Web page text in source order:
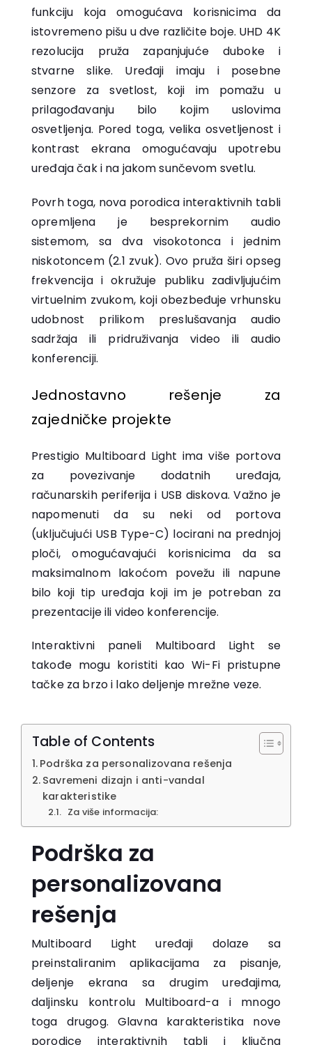
funkciju koja omogućava korisnicima da
istovremeno pišu u dve različite boje. UHD 4K
rezolucija pruža zapanjujuće duboke i
stvarne slike. Uređaji imaju i posebne
senzore za svetlost, koji im pomažu u
prilagođavanju bilo kojim uslovima
osvetljenja. Pored toga, velika osvetljenost i
kontrast ekrana omogućavaju upotrebu
uređaja čak i na jakom sunčevom svetlu.
Povrh toga, nova porodica interaktivnih tabli
opremljena je besprekornim audio
sistemom, sa dva visokotonca i jednim
niskotoncem (2.1 zvuk). Ovo pruža širi opseg
frekvencija i okružuje publiku zadivljujućim
virtuelnim zvukom, koji obezbeđuje vrhunsku
udobnost prilikom preslušavanja audio
sadržaja ili pridruživanja video ili audio
konferenciji.
Jednostavno rešenje za
zajedničke projekte
Prestigio Multiboard Light ima više portova
za povezivanje dodatnih uređaja,
računarskih periferija i USB diskova. Važno je
napomenuti da su neki od portova
(uključujući USB Type-C) locirani na prednjoj
ploči, omogućavajući korisnicima da sa
maksimalnom lakoćom povežu ili napune
bilo koji tip uređaja koji im je potreban za
prezentacije ili video konferencije.
Interaktivni paneli Multiboard Light se
takođe mogu koristiti kao Wi-Fi pristupne
tačke za brzo i lako deljenje mrežne veze.
Table of Contents
Podrška za personalizovana rešenja
Savremeni dizajn i anti-vandal
karakteristike
Za više informacija:
Podrška za
personalizovana
rešenja
Multiboard Light uređaji dolaze sa
preinstaliranim aplikacijama za pisanje,
deljenje ekrana sa drugim uređajima,
daljinsku kontrolu Multiboard-a i mnogo
toga drugog. Glavna karakteristika nove
porodice interaktivnih tabli i ključna